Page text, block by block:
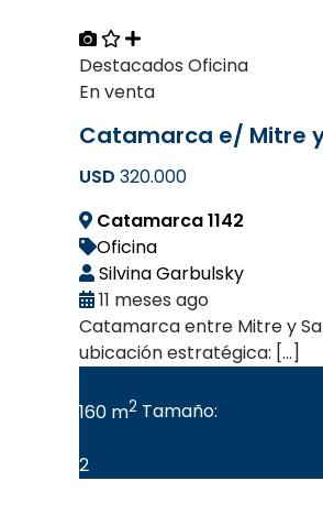
Destacados Oficina
En venta
Catamarca e/ Mitre
USD 320.000
Catamarca 1142
Oficina
Silvina Garbulsky
11 meses ago
Catamarca entre Mitre y
ubicación estratégica: […]
160 m2 Tamaño:
2